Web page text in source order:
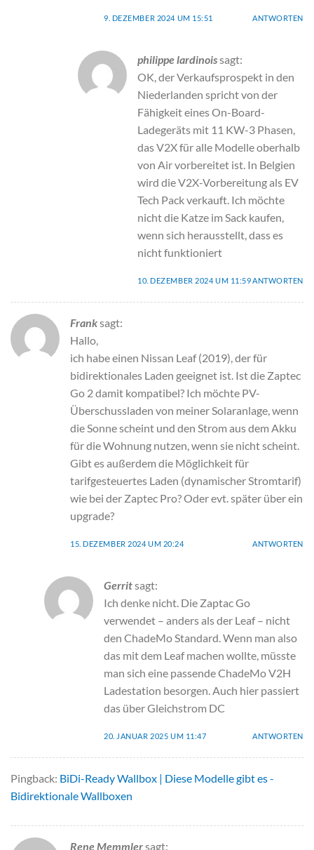
9. DEZEMBER 2024 UM 15:51 ANTWORTEN
philippe lardinoissagt:
OK, der Verkaufsprospekt in den
Niederlanden spricht von der
Fähigkeit eines On-Board-
Ladegeräts mit 11 KW-3 Phasen,
das V2X für alle Modelle oberhalb
von Air vorbereitet ist. In Belgien
wird die V2X-Vorbereitung als EV
Tech Pack verkauft. Ich möchte
nicht die Katze im Sack kaufen,
wenn sich herausstellt, dass es
nicht funktioniert
10. DEZEMBER 2024 UM 11:59ANTWORTEN
Franksagt:
Hallo,
ich habe einen Nissan Leaf (2019), der für
bidirektionales Laden geeignet ist. Ist die Zaptec
Go 2 damit kompatibel? Ich möchte PV-
Überschussladen von meiner Solaranlage, wenn
die Sonne scheint und den Strom aus dem Akku
für die Wohnung nutzen, wenn sie nicht scheint.
Gibt es außerdem die Möglichkeit für
tarifgesteuertes Laden (dynamischer Stromtarif)
wie bei der Zaptec Pro? Oder evt. später über ein
upgrade?
15. DEZEMBER 2024 UM 20:24 ANTWORTEN
Gerritsagt:
Ich denke nicht. Die Zaptac Go
verwendet – anders als der Leaf – nicht
den ChadeMo Standard. Wenn man also
das mit dem Leaf machen wollte, müsste
man sich eine passende ChadeMo V2H
Ladestation besorgen. Auch hier passiert
das über Gleichstrom DC
20. JANUAR 2025 UM 11:47 ANTWORTEN
Pingback: BiDi-Ready Wallbox | Diese Modelle gibt es -
Bidirektionale Wallboxen
Rene Memmlersagt: